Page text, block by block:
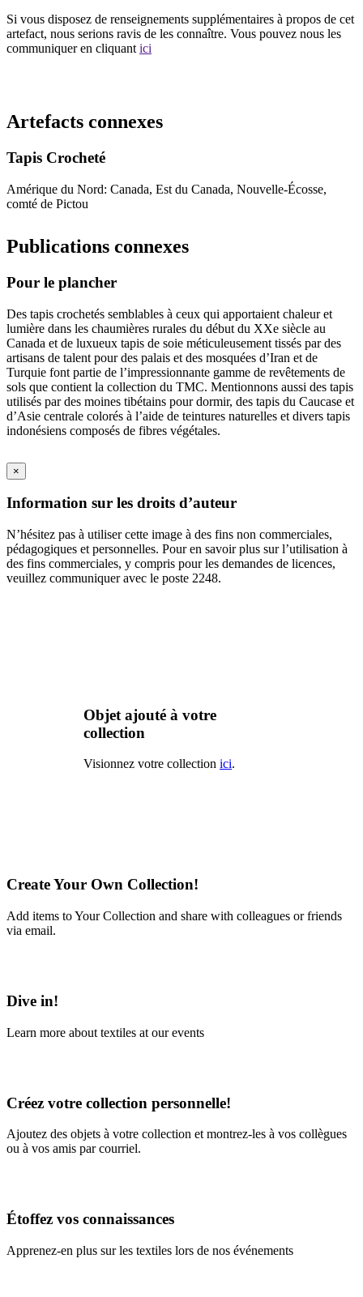
Si vous disposez de renseignements supplémentaires à propos de cet
artefact, nous serions ravis de les connaître. Vous pouvez nous les
communiquer en cliquant ici
Artefacts connexes
Tapis Crocheté
Amérique du Nord: Canada, Est du Canada, Nouvelle-Écosse,
comté de Pictou
Publications connexes
Pour le plancher
Des tapis crochetés semblables à ceux qui apportaient chaleur et
lumière dans les chaumières rurales du début du XXe siècle au
Canada et de luxueux tapis de soie méticuleusement tissés par des
artisans de talent pour des palais et des mosquées d’Iran et de
Turquie font partie de l’impressionnante gamme de revêtements de
sols que contient la collection du TMC. Mentionnons aussi des tapis
utilisés par des moines tibétains pour dormir, des tapis du Caucase et
d’Asie centrale colorés à l’aide de teintures naturelles et divers tapis
indonésiens composés de fibres végétales.
×
Information sur les droits d’auteur
N’hésitez pas à utiliser cette image à des fins non commerciales,
pédagogiques et personnelles. Pour en savoir plus sur l’utilisation à
des fins commerciales, y compris pour les demandes de licences,
veuillez communiquer avec le poste 2248.
Objet ajouté à votre
collection
Visionnez votre collection ici.
Create Your Own Collection!
Add items to Your Collection and share with colleagues or friends
via email.
Dive in!
Learn more about textiles at our events
Créez votre collection personnelle!
Ajoutez des objets à votre collection et montrez-les à vos collègues
ou à vos amis par courriel.
Étoffez vos connaissances
Apprenez-en plus sur les textiles lors de nos événements